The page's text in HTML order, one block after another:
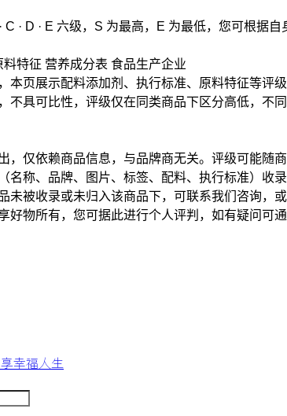
C · D · E 六级， S 为最高， E 为最低，您可根据自
料特征 营养成分表 食品生产企业
本页展示配料添加剂 、 执行标准、 原料特征等评级
不具可比性，评级仅在 同类商品下区分高低，不
，仅依赖商品信息， 与品牌商无关。评级可能随
名称、品牌、图片、标签、配料、执行标准）收
未被收录或未归入该商品下，可联系我们咨询，
好物所有，您可据此进行个人评判，如有疑问可
幸福人生